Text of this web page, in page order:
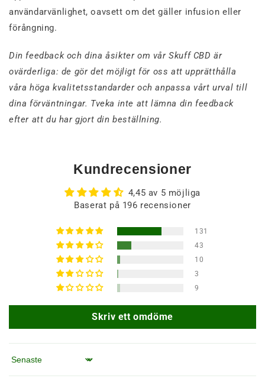
användarvänlighet, oavsett om det gäller infusion eller
förångning.
Din feedback och dina åsikter om vår Skuff CBD är
ovärderliga: de gör det möjligt för oss att upprätthålla
våra höga kvalitetsstandarder och anpassa vårt urval till
dina förväntningar. Tveka inte att lämna din feedback
efter att du har gjort din beställning.
Kundrecensioner
4,45 av 5 möjliga
Baserat på 196 recensioner
131
43
10
3
9
Skriv ett omdöme
Sortera efter